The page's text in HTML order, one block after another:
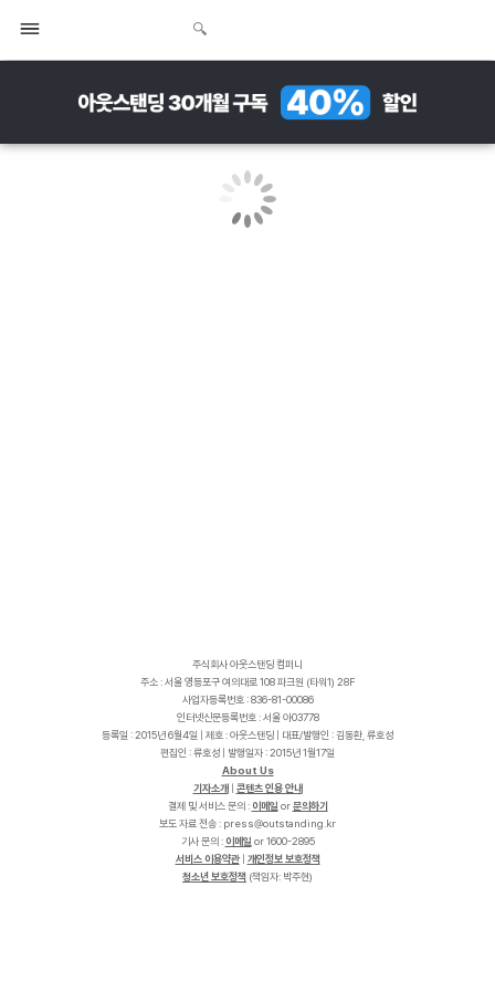
주식회사 아웃스탠딩 컴퍼니
주소 : 서울 영등포구 여의대로 108 파크원 (타워1) 28F
사업자등록번호 : 836-81-00086
인터넷신문등록번호 : 서울 아03778
등록일 : 2015년 6월4일 | 제호 : 아웃스탠딩 | 대표/발행인 : 김동환, 류호성
편집인 : 류호성 | 발행일자 : 2015년 1월17일
About Us
기자소개
콘텐츠 인용 안내
결제 및 서비스 문의 : 이메일 or문의하기
보도 자료 전송 :
r
k
.
g
n
i
d
n
a
t
s
t
u
o
@
s
s
e
r
p
기사 문의 : 이메일 or 1600-2895
서비스 이용약관| 개인정보 보호정책
청소년 보호정책 (책임자: 박주현)